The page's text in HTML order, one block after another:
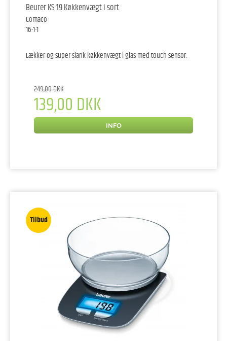
Beurer KS 19 Køkkenvægt i sort
Comaco
16-1-1
Lækker og super slank køkkenvægt i glas med touch sensor.
249,00 DKK
139,00 DKK
INFO
Tilbud